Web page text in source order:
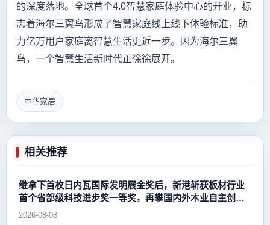
的深度落地。全球首个4.0智慧家庭体验中心的开业，标
志着海尔三翼鸟形成了智慧家庭线上线下体验标准，助
力亿万用户家庭离智慧生活更近一步。因为海尔三翼
鸟，一个智慧生活新时代正徐徐展开。
中华家居
相关推荐
继拿下首枚日内瓦国际发明展金奖后，新港斩获板材行业
首个省部级科技进步奖一等奖，再攀国内外木业自主创新
新高峰
2026-08-08